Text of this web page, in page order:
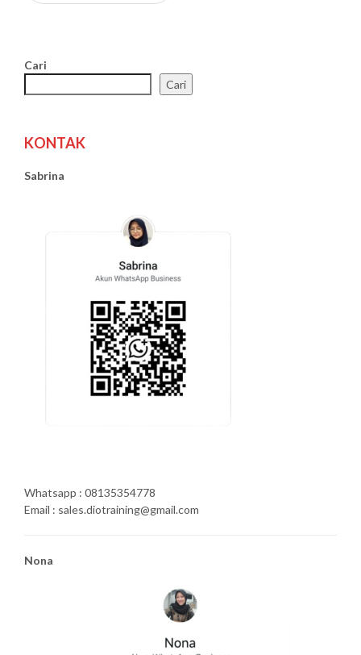
Cari
Cari
KONTAK
Sabrina
Whatsapp : 08135354778
Email : sales.diotraining@gmail.com
Nona